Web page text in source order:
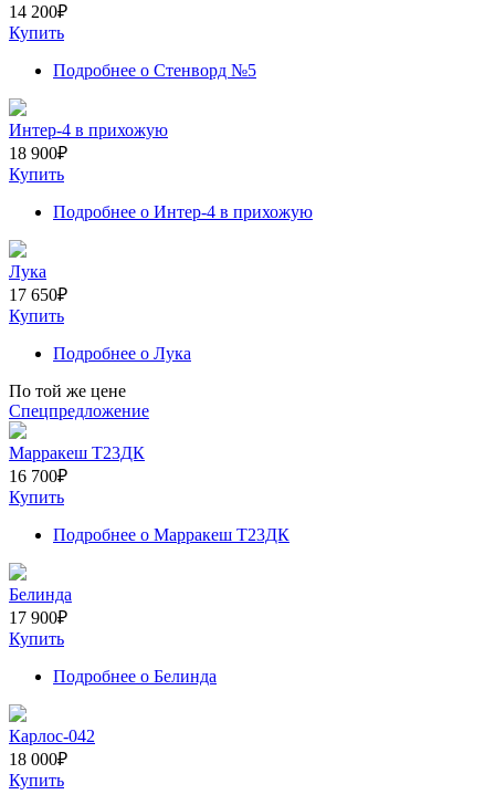
14 200₽
Купить
Подробнее о Стенворд №5
Интер-4 в прихожую
18 900₽
Купить
Подробнее о Интер-4 в прихожую
Лука
17 650₽
Купить
Подробнее о Лука
По той же цене
Спецпредложение
Марракеш Т23ДК
16 700₽
Купить
Подробнее о Марракеш Т23ДК
Белинда
17 900₽
Купить
Подробнее о Белинда
Карлос-042
18 000₽
Купить